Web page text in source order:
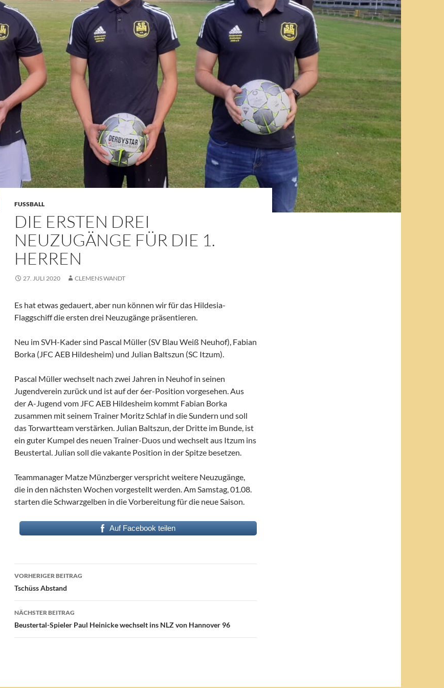
FUSSBALL
DIE ERSTEN DREI
NEUZUGÄNGE FÜR DIE 1.
HERREN
27. JULI 2020 CLEMENS WANDT
Es hat etwas gedauert, aber nun können wir für das Hildesia-
Flaggschiff die ersten drei Neuzugänge präsentieren.
Neu im SVH-Kader sind Pascal Müller (SV Blau Weiß Neuhof), Fabian
Borka (JFC AEB Hildesheim) und Julian Baltszun (SC Itzum).
Pascal Müller wechselt nach zwei Jahren in Neuhof in seinen
Jugendverein zurück und ist auf der 6er-Position vorgesehen. Aus
der A-Jugend vom JFC AEB Hildesheim kommt Fabian Borka
zusammen mit seinem Trainer Moritz Schlaf in die Sundern und soll
das Torwartteam verstärken. Julian Baltszun, der Dritte im Bunde, ist
ein guter Kumpel des neuen Trainer-Duos und wechselt aus Itzum ins
Beustertal. Julian soll die vakante Position in der Spitze besetzen.
Teammanager Matze Münzberger verspricht weitere Neuzugänge,
die in den nächsten Wochen vorgestellt werden. Am Samstag, 01.08.
starten die Schwarzgelben in die Vorbereitung für die neue Saison.
Auf Facebook teilen
Beitragsnavigation
VORHERIGER BEITRAG
Tschüss Abstand
NÄCHSTER BEITRAG
Beustertal-Spieler Paul Heinicke wechselt ins NLZ von Hannover 96